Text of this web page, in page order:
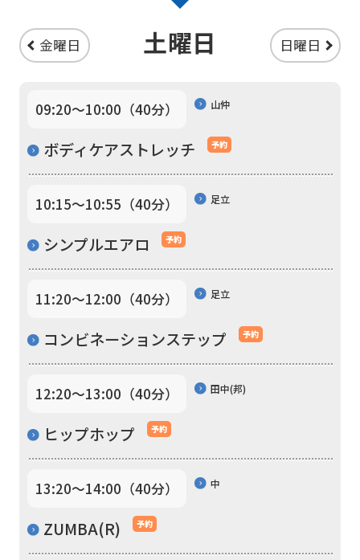
金曜日 土曜日 日曜日
09:20〜10:00（40分） 山仲
ボディケアストレッチ 予約
10:15〜10:55（40分） 足立
シンプルエアロ 予約
11:20〜12:00（40分） 足立
コンビネーションステップ 予約
12:20〜13:00（40分） 田中(邦)
ヒップホップ 予約
13:20〜14:00（40分） 中
ZUMBA(R) 予約
For
foreigners
Central
Sports
official
automatically
translated
into
Click
the
link
translation)